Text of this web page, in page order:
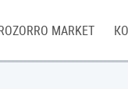
MARKET